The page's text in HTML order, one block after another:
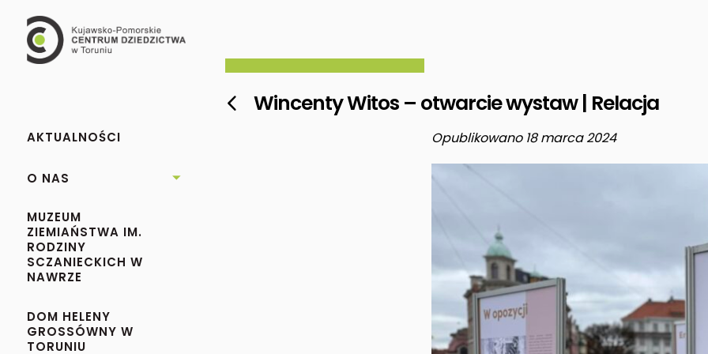
AKTUALNOŚCI
O NAS 
MUZEUM
ZIEMIAŃSTWA IM.
RODZINY
SCZANIECKICH W
NAWRZE
DOM HELENY
GROSSÓWNY W
TORUNIU
 Wincenty Witos – otwarcie wystaw | Relacja
Opublikowano 18 marca 2024